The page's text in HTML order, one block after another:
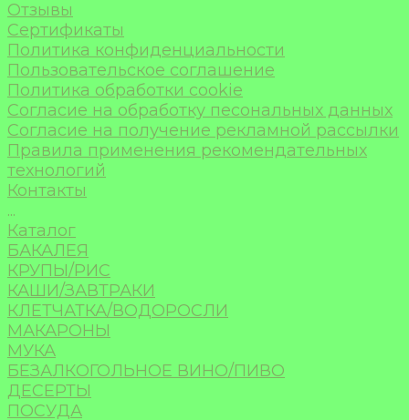
Отзывы
Сертификаты
Политика конфиденциальности
Пользовательское соглашение
Политика обработки cookie
Согласие на обработку песональных данных
Согласие на получение рекламной рассылки
Правила применения рекомендательных
технологий
Контакты
...
Каталог
БАКАЛЕЯ
КРУПЫ/РИС
КАШИ/ЗАВТРАКИ
КЛЕТЧАТКА/ВОДОРОСЛИ
МАКАРОНЫ
МУКА
БЕЗАЛКОГОЛЬНОЕ ВИНО/ПИВО
ДЕСЕРТЫ
ПОСУДА